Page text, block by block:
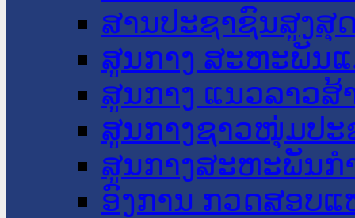
ສານປະຊາຊົນສູງສຸ
ສູນກາງ ສະຫະພັນ
ສູນກາງ ແນວລາວສ້
ສູນກາງຊາວໜຸ່ມປະ
ສູນກາງສະຫະພັນກ
ອົງການ ກວດສອບແ